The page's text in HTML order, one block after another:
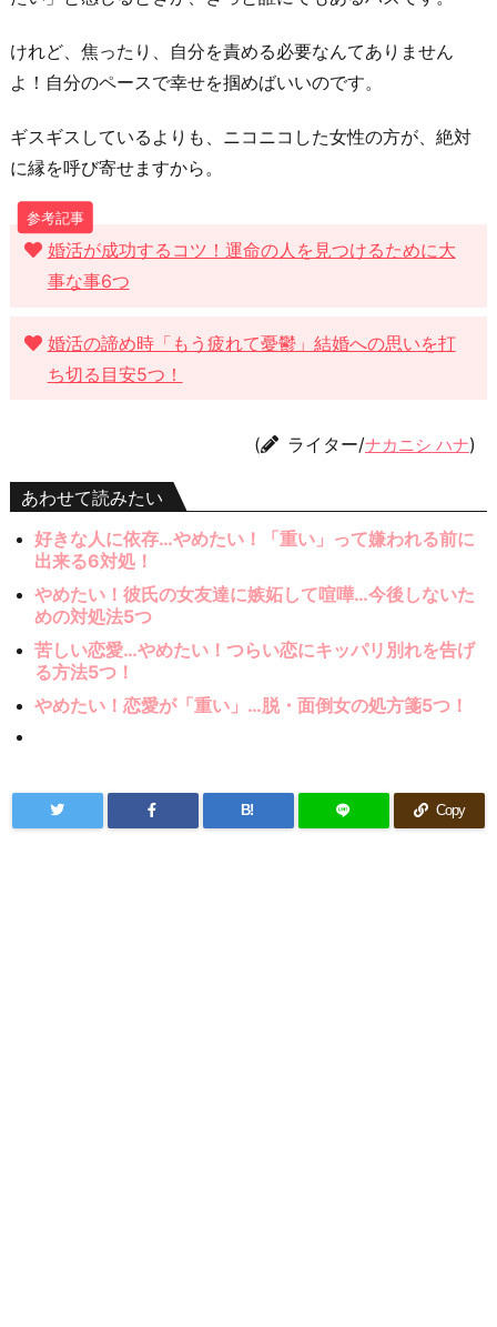
けれど、焦ったり、自分を責める必要なんてありません
よ！自分のペースで幸せを掴めばいいのです。
ギスギスしているよりも、ニコニコした女性の方が、絶対
に縁を呼び寄せますから。
婚活が成功するコツ！運命の人を見つけるために大
事な事6つ
婚活の諦め時「もう疲れて憂鬱」結婚への思いを打
ち切る目安5つ！
( ライター/ナカニシ ハナ)
あわせて読みたい
好きな人に依存…やめたい！「重い」って嫌われる前に
出来る6対処！
やめたい！彼氏の女友達に嫉妬して喧嘩…今後しないた
めの対処法5つ
苦しい恋愛…やめたい！つらい恋にキッパリ別れを告げ
る方法5つ！
やめたい！恋愛が「重い」…脱・面倒女の処方箋5つ！
B! Copy